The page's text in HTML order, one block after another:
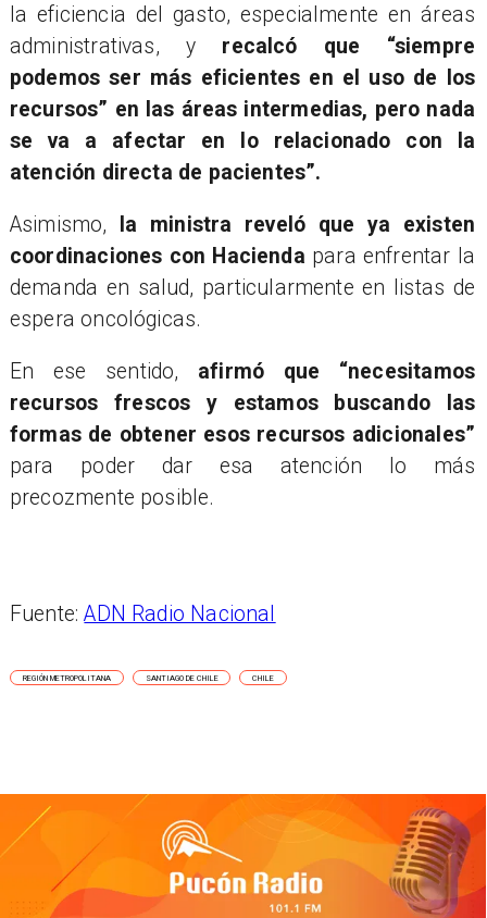
la eficiencia del gasto, especialmente en áreas
administrativas, y recalcó que “siempre
podemos ser más eficientes en el uso de los
recursos” en las áreas intermedias, pero nada
se va a afectar en lo relacionado con la
atención directa de pacientes”.
Asimismo,
la ministra reveló que ya existen
coordinaciones con Hacienda para enfrentar la
demanda en salud, particularmente en listas de
espera oncológicas.
En ese sentido, afirmó que “necesitamos
recursos frescos y estamos buscando las
formas de obtener esos recursos adicionales”
para poder dar esa atención lo más
precozmente posible.
Fuente:ADN Radio Nacional
REGIÓN METROPOLITANA SANTIAGO DE CHILE CHILE